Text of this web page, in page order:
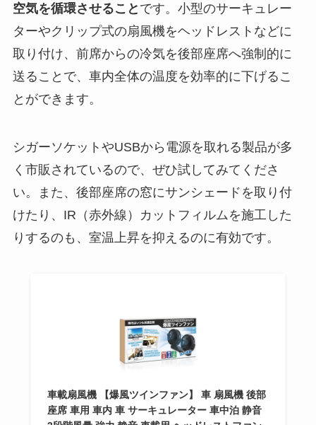
空気を循環させること です。小型のサーキュレー
ターやクリップ式の扇風機をヘッドレストなどに
取り付け、前席からの冷気を後部座席へ強制的に
送ることで、車内全体の温度を効率的に下げるこ
とができます。
シガーソケットやUSBから電源を取れる製品が多
く市販されているので、ぜひ試してみてくださ
い。また、後部座席の窓にサンシェードを取り付
けたり、IR（赤外線）カットフィルムを施工した
りするのも、室温上昇を抑えるのに有効です。
車載扇風機 【爆風ツインファン】 車 扇風機 後部
座席 車用 車内 車 サーキュレーター 車中泊 静音